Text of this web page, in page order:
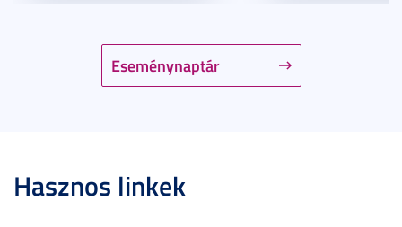
Eseménynaptár
Hasznos linkek